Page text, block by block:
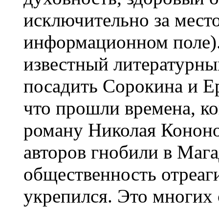
исключительно за
информационном
известный
посадить Сорокина и
что прошли времена,
роману Николая
авторов гнобили в
общественность
укрепился. Это